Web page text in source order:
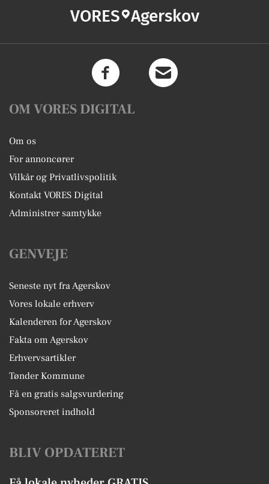
VORES Agerskov
OM VORES DIGITAL
Om os
For annoncører
Vilkår og Privatlivspolitik
Kontakt VORES Digital
Administrer samtykke
GENVEJE
Seneste nyt fra Agerskov
Vores lokale erhverv
Kalenderen for Agerskov
Fakta om Agerskov
Erhvervsartikler
Tønder Kommune
Få en gratis salgsvurdering
Sponsoreret indhold
BLIV OPDATERET